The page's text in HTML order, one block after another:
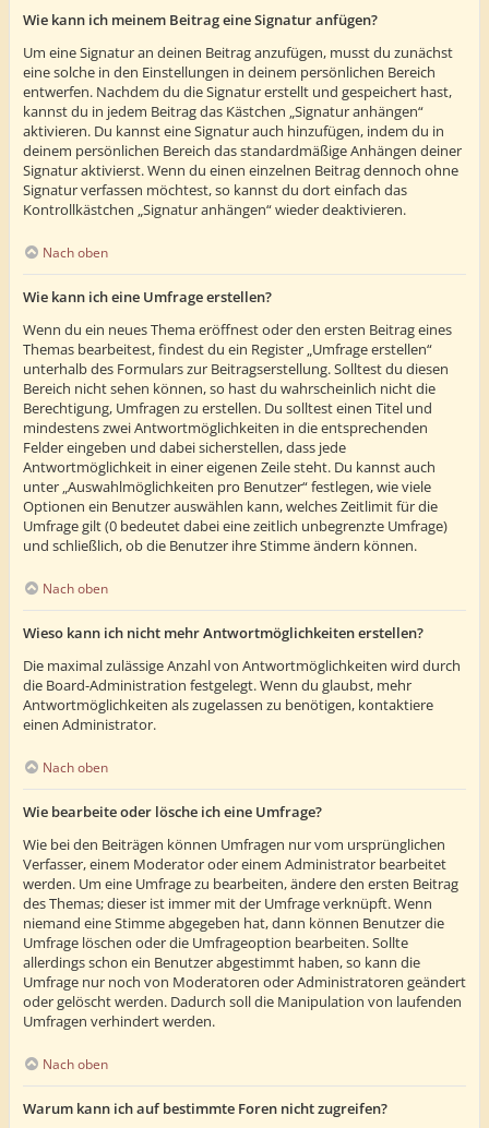
Wie kann ich meinem Beitrag eine Signatur anfügen?
Um eine Signatur an deinen Beitrag anzufügen, musst du zunächst
eine solche in den Einstellungen in deinem persönlichen Bereich
entwerfen. Nachdem du die Signatur erstellt und gespeichert hast,
kannst du in jedem Beitrag das Kästchen „Signatur anhängen“
aktivieren. Du kannst eine Signatur auch hinzufügen, indem du in
deinem persönlichen Bereich das standardmäßige Anhängen deiner
Signatur aktivierst. Wenn du einen einzelnen Beitrag dennoch ohne
Signatur verfassen möchtest, so kannst du dort einfach das
Kontrollkästchen „Signatur anhängen“ wieder deaktivieren.
Nach oben
Wie kann ich eine Umfrage erstellen?
Wenn du ein neues Thema eröffnest oder den ersten Beitrag eines
Themas bearbeitest, findest du ein Register „Umfrage erstellen“
unterhalb des Formulars zur Beitragserstellung. Solltest du diesen
Bereich nicht sehen können, so hast du wahrscheinlich nicht die
Berechtigung, Umfragen zu erstellen. Du solltest einen Titel und
mindestens zwei Antwortmöglichkeiten in die entsprechenden
Felder eingeben und dabei sicherstellen, dass jede
Antwortmöglichkeit in einer eigenen Zeile steht. Du kannst auch
unter „Auswahlmöglichkeiten pro Benutzer“ festlegen, wie viele
Optionen ein Benutzer auswählen kann, welches Zeitlimit für die
Umfrage gilt (0 bedeutet dabei eine zeitlich unbegrenzte Umfrage)
und schließlich, ob die Benutzer ihre Stimme ändern können.
Nach oben
Wieso kann ich nicht mehr Antwortmöglichkeiten erstellen?
Die maximal zulässige Anzahl von Antwortmöglichkeiten wird durch
die Board-Administration festgelegt. Wenn du glaubst, mehr
Antwortmöglichkeiten als zugelassen zu benötigen, kontaktiere
einen Administrator.
Nach oben
Wie bearbeite oder lösche ich eine Umfrage?
Wie bei den Beiträgen können Umfragen nur vom ursprünglichen
Verfasser, einem Moderator oder einem Administrator bearbeitet
werden. Um eine Umfrage zu bearbeiten, ändere den ersten Beitrag
des Themas; dieser ist immer mit der Umfrage verknüpft. Wenn
niemand eine Stimme abgegeben hat, dann können Benutzer die
Umfrage löschen oder die Umfrageoption bearbeiten. Sollte
allerdings schon ein Benutzer abgestimmt haben, so kann die
Umfrage nur noch von Moderatoren oder Administratoren geändert
oder gelöscht werden. Dadurch soll die Manipulation von laufenden
Umfragen verhindert werden.
Nach oben
Warum kann ich auf bestimmte Foren nicht zugreifen?